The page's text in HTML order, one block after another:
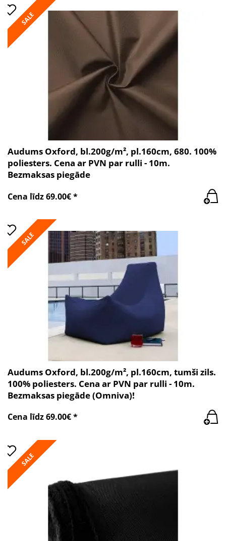
SALE
Audums Oxford, bl.200g/m², pl.160cm, 680. 100%
poliesters. Cena ar PVN par rulli - 10m.
Bezmaksas piegāde
Cena līdz 69.00€ *
SALE
Audums Oxford, bl.200g/m², pl.160cm, tumši zils.
100% poliesters. Cena ar PVN par rulli - 10m.
Bezmaksas piegāde (Omniva)!
Cena līdz 69.00€ *
SALE